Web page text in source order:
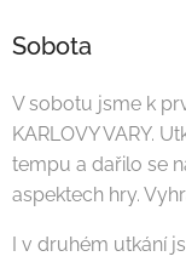
Sobota
V sobotu jsme k
KARLOVY VARY.
tempu a dařilo se
aspektech hry.
I v druhém utkání